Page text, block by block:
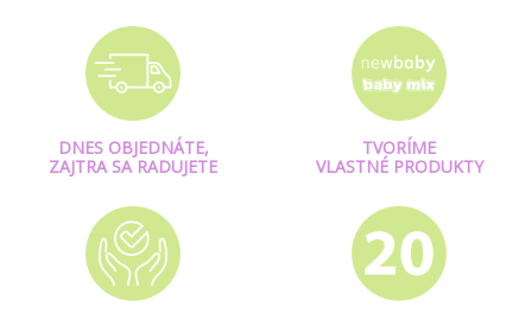
DNES OBJEDNÁTE,
ZAJTRA SA RADUJETE
TVORÍME
VLASTNÉ PRODUKTY